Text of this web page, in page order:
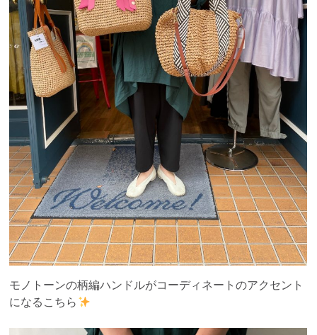
モノトーンの柄編ハンドルがコーディネートのアクセント
になるこちら